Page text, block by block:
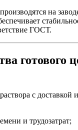
на
ГОСТ.
готового
с доставкой
и трудозатрат;